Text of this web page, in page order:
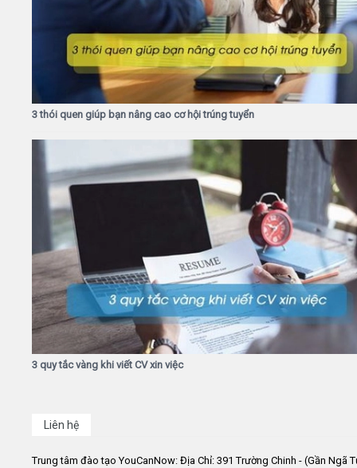
3 thói quen giúp bạn nâng cao cơ hội trúng tuyển
3 quy tắc vàng khi viết CV xin việc
Liên hệ
Trung tâm đào tạo YouCanNow: Địa Chỉ: 391 Trường Chinh - (Gần Ngã